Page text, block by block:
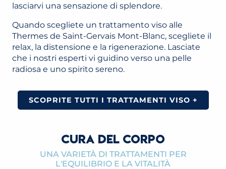
lasciarvi una sensazione di splendore.
Quando scegliete un trattamento viso alle
Thermes de Saint-Gervais Mont-Blanc, scegliete il
relax, la distensione e la rigenerazione. Lasciate
che i nostri esperti vi guidino verso una pelle
radiosa e uno spirito sereno.
SCOPRITE TUTTI I TRATTAMENTI VISO +
CURA DEL CORPO
UNA VARIETÀ DI TRATTAMENTI PER
L'EQUILIBRIO E LA VITALITÀ